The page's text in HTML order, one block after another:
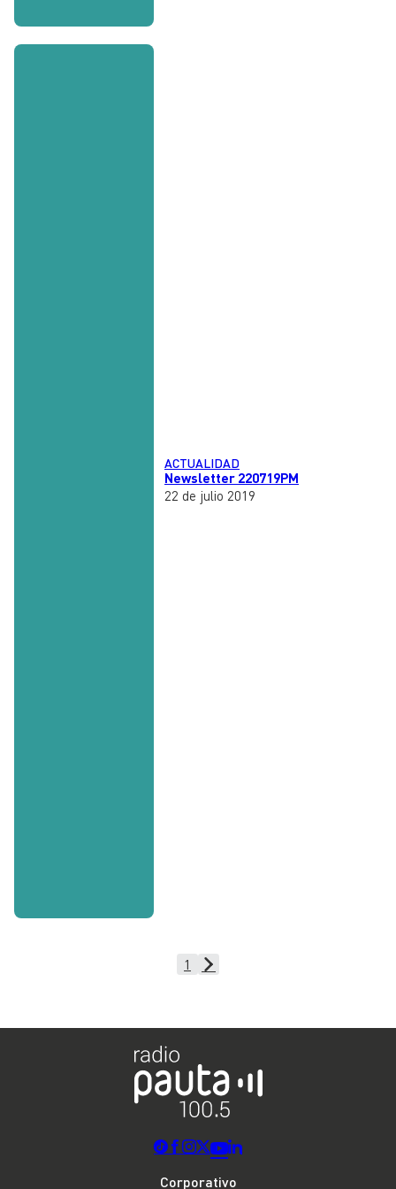
ACTUALIDAD
Newsletter 220719PM
22 de julio 2019
1
Corporativo